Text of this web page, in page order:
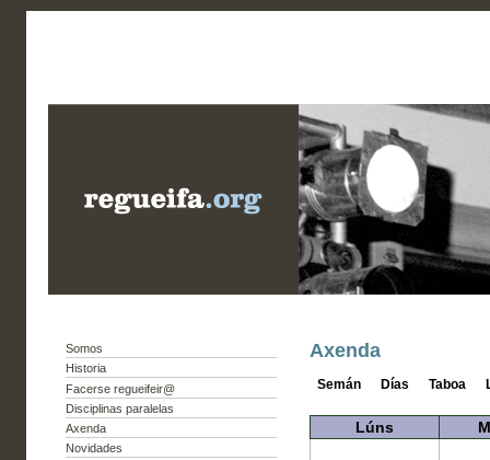
Somos
Historia
Facerse regueifeir@
Disciplinas paralelas
Axenda
Novidades
Axenda
Semán Días Taboa
Lúns